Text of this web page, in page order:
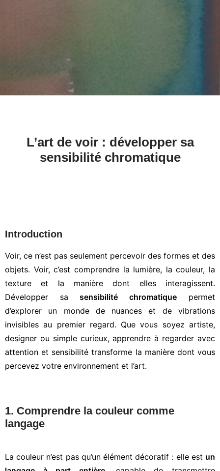
L’art de voir : développer sa
sensibilité chromatique
Introduction
Voir, ce n’est pas seulement percevoir des formes et des
objets. Voir, c’est comprendre la lumière, la couleur, la
texture et la manière dont elles interagissent.
Développer sa sensibilité chromatique permet
d’explorer un monde de nuances et de vibrations
invisibles au premier regard. Que vous soyez artiste,
designer ou simple curieux, apprendre à regarder avec
attention et sensibilité transforme la manière dont vous
percevez votre environnement et l’art.
1. Comprendre la couleur comme
langage
La couleur n’est pas qu’un élément décoratif : elle est un